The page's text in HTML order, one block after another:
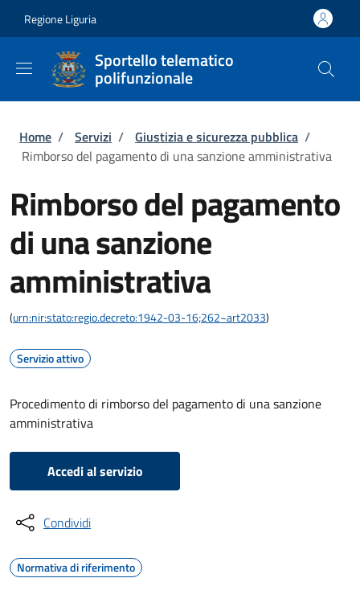
Regione Liguria
Sportello telematico
polifunzionale
Briciole di pane
Home / Servizi / Giustizia e sicurezza pubblica /
Rimborso del pagamento di una sanzione amministrativa
Rimborso del pagamento
di una sanzione
amministrativa
(urn:nir:stato:regio.decreto:1942-03-16;262~art2033)
Servizio attivo
Procedimento di rimborso del pagamento di una sanzione
amministrativa
Accedi al servizio
Condividi
Normativa di riferimento